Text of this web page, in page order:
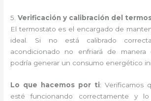
5.Verificación y calibración del
El termostato es el encargado de
ideal. Si no está calibrado
acondicionado no enfriará de
podría generar un consumo energético
Lo que hacemos por ti: Verificamos
esté funcionando correctamente y lo